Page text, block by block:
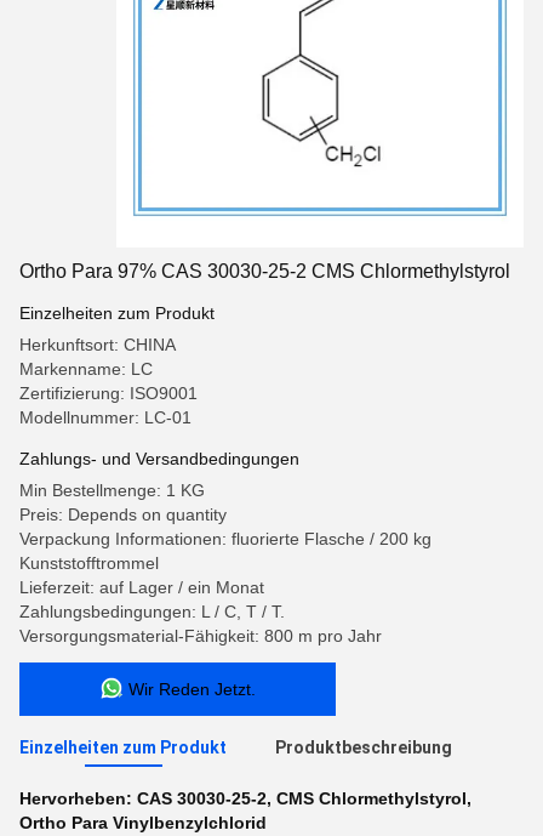
Ortho Para 97% CAS 30030-25-2 CMS Chlormethylstyrol
Einzelheiten zum Produkt
Herkunftsort: CHINA
Markenname: LC
Zertifizierung: ISO9001
Modellnummer: LC-01
Zahlungs- und Versandbedingungen
Min Bestellmenge: 1 KG
Preis: Depends on quantity
Verpackung Informationen: fluorierte Flasche / 200 kg
Kunststofftrommel
Lieferzeit: auf Lager / ein Monat
Zahlungsbedingungen: L / C, T / T.
Versorgungsmaterial-Fähigkeit: 800 m pro Jahr
Wir Reden Jetzt.
Einzelheiten zum Produkt Produktbeschreibung
Hervorheben: CAS 30030-25-2, CMS Chlormethylstyrol,
Ortho Para Vinylbenzylchlorid